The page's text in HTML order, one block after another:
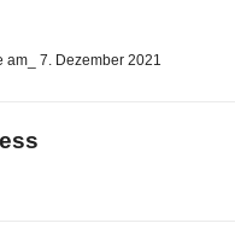
am_ 7. Dezember 2021